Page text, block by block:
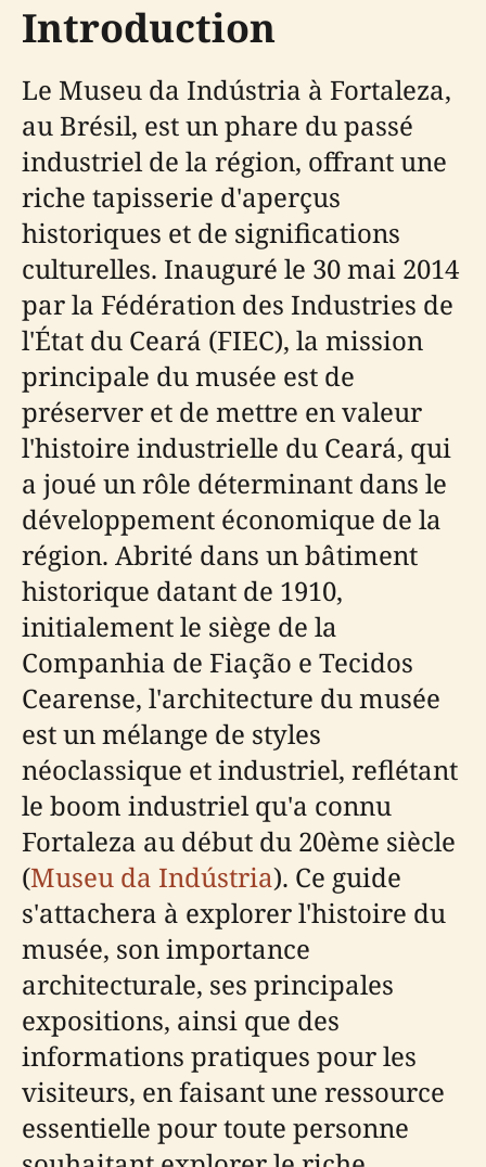
Introduction
Le Museu da Indústria à Fortaleza,
au Brésil, est un phare du passé
industriel de la région, offrant une
riche tapisserie d'aperçus
historiques et de significations
culturelles. Inauguré le 30 mai 2014
par la Fédération des Industries de
l'État du Ceará (FIEC), la mission
principale du musée est de
préserver et de mettre en valeur
l'histoire industrielle du Ceará, qui
a joué un rôle déterminant dans le
développement économique de la
région. Abrité dans un bâtiment
historique datant de 1910,
initialement le siège de la
Companhia de Fiação e Tecidos
Cearense, l'architecture du musée
est un mélange de styles
néoclassique et industriel, reflétant
le boom industriel qu'a connu
Fortaleza au début du 20ème siècle
(Museu da Indústria). Ce guide
s'attachera à explorer l'histoire du
musée, son importance
architecturale, ses principales
expositions, ainsi que des
informations pratiques pour les
visiteurs, en faisant une ressource
essentielle pour toute personne